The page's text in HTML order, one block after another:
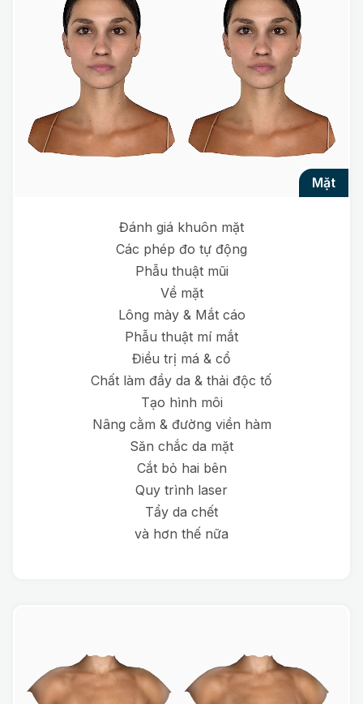
mặt
Đánh giá khuôn mặt
Các phép đo tự động
Phẫu thuật mũi
Về mặt
Lông mày & Mắt cáo
Phẫu thuật mí mắt
Điều trị má & cổ
Chất làm đầy da & thải độc tố
Tạo hình môi
Nâng cằm & đường viền hàm
Săn chắc da mặt
Cắt bỏ hai bên
Quy trình laser
Tẩy da chết
và hơn thế nữa